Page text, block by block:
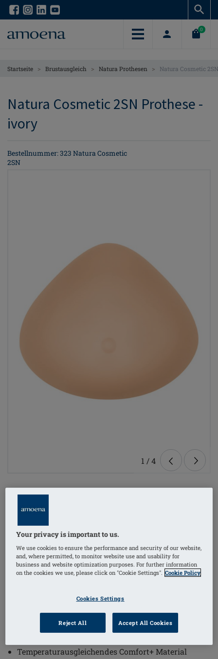
Skip
content
Skip
content
0
Startseite > Brustausgleich > Natura Prothesen > Natura Cosmetic
Natura Cosmetic 2SN Prothese -
ivory
Bestellnummer: 323 Natura Cosmetic
2SN
1 /4
Bestellnummer: 323 Natura Cosmetic
Preise inkl. MwSt. zzgl. Versandkosten
Die Natura Cosmetic 2SN Prothese überzeugt durch
den Tragekomfort deutlich erhöht. Diese Brustprothese
Erscheinungsbild und ein angenehmes Hautgefühl zu
gewährleisten.
Temperaturausgleichendes Comfort+ Material
Your privacy is important to us.
We use cookies to ensure the performance and security of our website,
and, where permitted, to monitor website use and usability for
business and website optimization purposes. For further information
on the cookies we use, please click on "Cookie Settings". Cookie Policy
Cookies Settings
Reject All Accept All Cookies